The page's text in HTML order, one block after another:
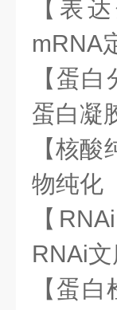
【表
mRNA
【蛋
蛋白凝
【核
物纯化
【
RNAi文
【蛋